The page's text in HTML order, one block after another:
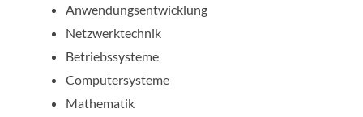
Anwendungsentwicklung
Netzwerktechnik
Betriebssysteme
Computersysteme
Mathematik